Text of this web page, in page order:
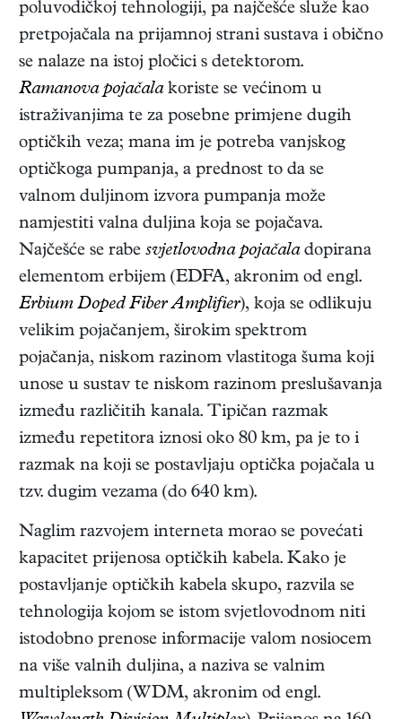
poluvodičkoj tehnologiji, pa najčešće služe kao
pretpojačala na prijamnoj strani sustava i obično
se nalaze na istoj pločici s detektorom.
Ramanova pojačalakoriste se većinom u
istraživanjima te za posebne primjene dugih
optičkih veza; mana im je potreba vanjskog
optičkoga pumpanja, a prednost to da se
valnom duljinom izvora pumpanja može
namjestiti valna duljina koja se pojačava.
Najčešće se rabe svjetlovodna pojačaladopirana
elementom erbijem (EDFA, akronim od engl.
Erbium Doped Fiber Amplifier), koja se odlikuju
velikim pojačanjem, širokim spektrom
pojačanja, niskom razinom vlastitoga šuma koji
unose u sustav te niskom razinom preslušavanja
između različitih kanala. Tipičan razmak
između repetitora iznosi oko 80 km, pa je to i
razmak na koji se postavljaju optička pojačala u
tzv. dugim vezama (do 640 km).
Naglim razvojem interneta morao se povećati
kapacitet prijenosa optičkih kabela. Kako je
postavljanje optičkih kabela skupo, razvila se
tehnologija kojom se istom svjetlovodnom niti
istodobno prenose informacije valom nosiocem
na više valnih duljina, a naziva se valnim
multipleksom (WDM, akronim od engl.